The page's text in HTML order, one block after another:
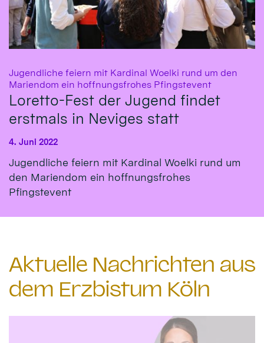
Jugendliche feiern mit Kardinal Woelki rund um den
Mariendom ein hoffnungsfrohes Pfingstevent:
Loretto-Fest der Jugend findet
erstmals in Neviges statt
4. Juni 2022
Jugendliche feiern mit Kardinal Woelki rund um
den Mariendom ein hoffnungsfrohes
Pfingstevent
Aktuelle Nachrichten aus
dem Erzbistum Köln